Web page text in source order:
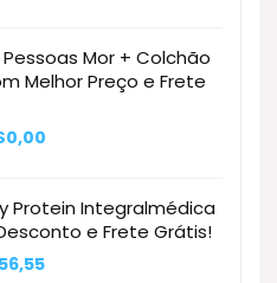
R$161,41.
Mor + Colchão
Melhor Preço e Frete
0,00
R$0,00.
Protein Integralmédica
e Frete Grátis!
56,55O